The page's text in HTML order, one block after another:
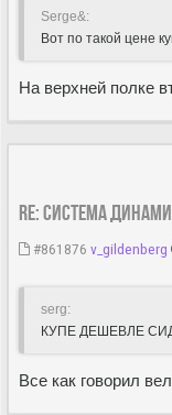
Serge&:
Вот по такой цене
На верхней полке
Re: Система
#861876 v_gildenberg
serg:
КУПЕ ДЕШЕВЛЕ
Все как говорил